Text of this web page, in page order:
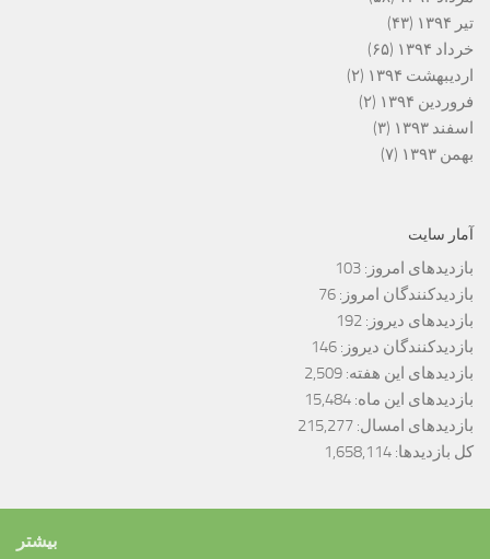
تیر ۱۳۹۴
(۴۳)
خرداد ۱۳۹۴
(۶۵)
اردیبهشت ۱۳۹۴
(۲)
فروردین ۱۳۹۴
(۲)
اسفند ۱۳۹۳
(۳)
بهمن ۱۳۹۳
(۷)
آمار سایت
بازدیدهای امروز: 103
بازدیدکنندگان امروز: 76
بازدیدهای دیروز: 192
بازدیدکنندگان دیروز: 146
بازدیدهای این هفته: 2,509
بازدیدهای این ماه: 15,484
بازدیدهای امسال: 215,277
کل بازدیدها: 1,658,114
بیشتر